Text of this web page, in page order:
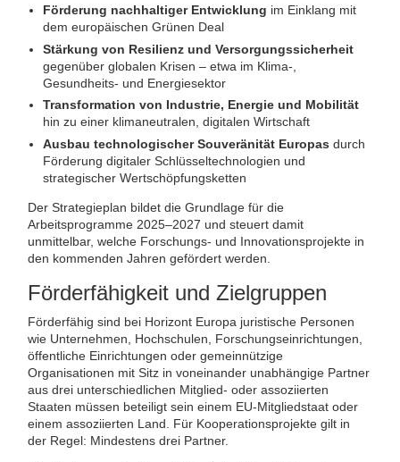
Förderung nachhaltiger Entwicklung im Einklang mit
dem europäischen Grünen Deal
Stärkung von Resilienz und Versorgungssicherheit
gegenüber globalen Krisen – etwa im Klima-,
Gesundheits- und Energiesektor
Transformation von Industrie, Energie und Mobilität
hin zu einer klimaneutralen, digitalen Wirtschaft
Ausbau technologischer Souveränität Europas durch
Förderung digitaler Schlüsseltechnologien und
strategischer Wertschöpfungsketten
Der Strategieplan bildet die Grundlage für die
Arbeitsprogramme 2025–2027 und steuert damit
unmittelbar, welche Forschungs- und Innovationsprojekte in
den kommenden Jahren gefördert werden.
Förderfähigkeit und Zielgruppen
Förderfähig sind bei Horizont Europa juristische Personen
wie Unternehmen, Hochschulen, Forschungseinrichtungen,
öffentliche Einrichtungen oder gemeinnützige
Organisationen mit Sitz in voneinander unabhängige Partner
aus drei unterschiedlichen Mitglied- oder assoziierten
Staaten müssen beteiligt sein einem EU-Mitgliedstaat oder
einem assoziierten Land. Für Kooperationsprojekte gilt in
der Regel: Mindestens drei Partner.